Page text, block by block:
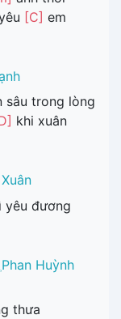
[C] em
sâu trong lòng
khi xuân
yêu đương
Phan Huỳnh
thưa